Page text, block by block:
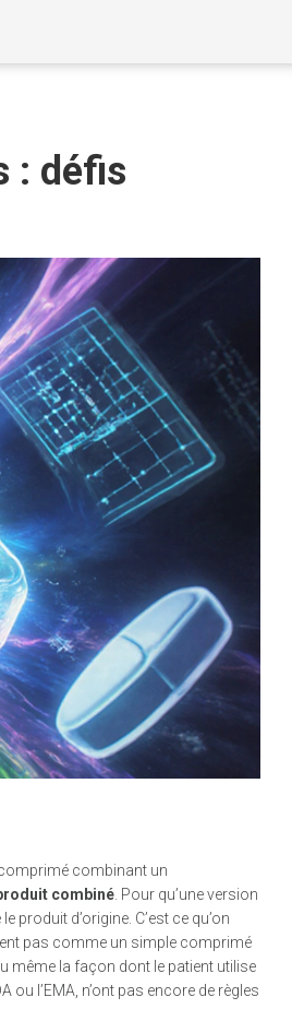
: défis
combinant un
combiné . Pour qu’une version
d’origine. C’est ce qu’on
pas comme un simple comprimé
même la façon dont le patient utilise
l’EMA, n’ont pas encore de règles